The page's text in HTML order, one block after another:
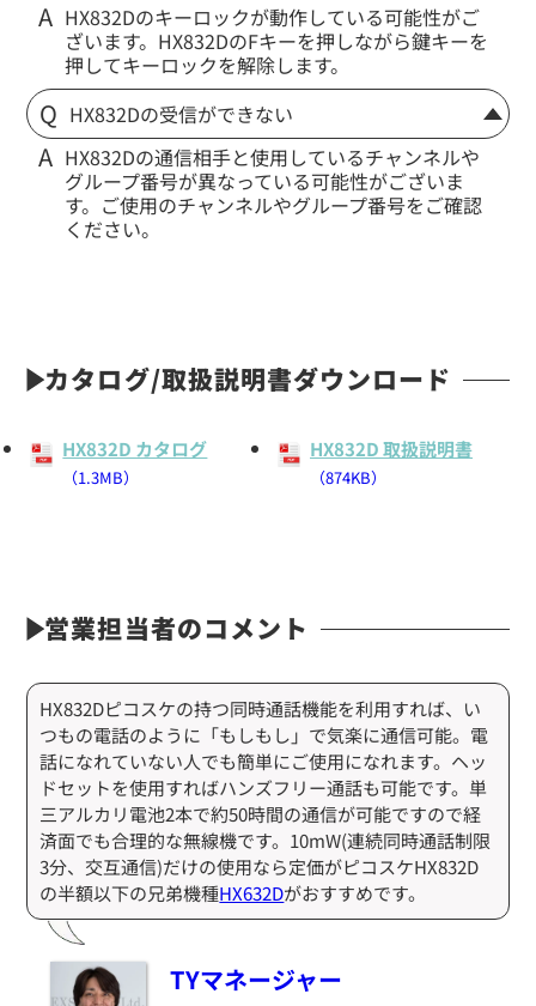
HX832Dのキーロックが動作している可能性がご
ざいます。HX832DのFキーを押しながら鍵キーを
押してキーロックを解除します。
HX832Dの受信ができない
HX832Dの通信相手と使用しているチャンネルや
グループ番号が異なっている可能性がございま
す。ご使用のチャンネルやグループ番号をご確認
ください。
カタログ/取扱説明書ダウンロード
HX832D カタログ
（1.3MB）
HX832D 取扱説明書
（874KB）
営業担当者のコメント
TYマネージャー
HX832Dピコスケの持つ同時通話機能を利用すれば、い
つもの電話のように「もしもし」で気楽に通信可能。電
話になれていない人でも簡単にご使用になれます。ヘッ
ドセットを使用すればハンズフリー通話も可能です。単
三アルカリ電池2本で約50時間の通信が可能ですので経
済面でも合理的な無線機です。10mW(連続同時通話制限
3分、交互通信)だけの使用なら定価がピコスケHX832D
の半額以下の兄弟機種HX632Dがおすすめです。